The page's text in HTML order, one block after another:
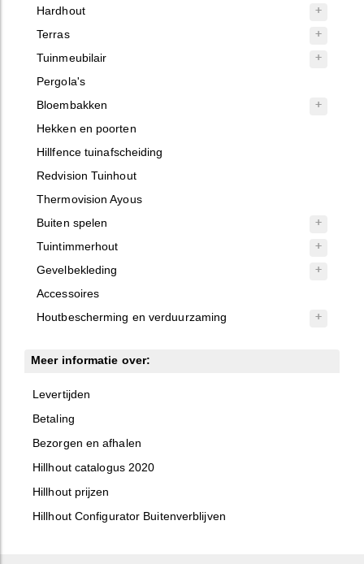
Hardhout
Terras
Tuinmeubilair
Pergola's
Bloembakken
Hekken en poorten
Hillfence tuinafscheiding
Redvision Tuinhout
Thermovision Ayous
Buiten spelen
Tuintimmerhout
Gevelbekleding
Accessoires
Houtbescherming en verduurzaming
Meer informatie over:
Levertijden
Betaling
Bezorgen en afhalen
Hillhout catalogus 2020
Hillhout prijzen
Hillhout Configurator Buitenverblijven